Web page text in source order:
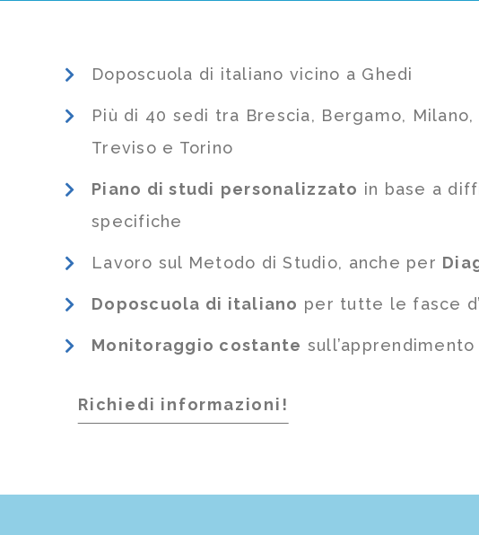
Doposcuola di italiano vicino a Ghedi
Più di 40 sedi tra Brescia, Bergamo, Milano,
Treviso e Torino
Piano di studi personalizzato in base a
specifiche
Lavoro sul Metodo di Studio, anche per
Doposcuola di italiano per tutte le fasce
Monitoraggio costante sull’apprendimento
Richiedi informazioni!